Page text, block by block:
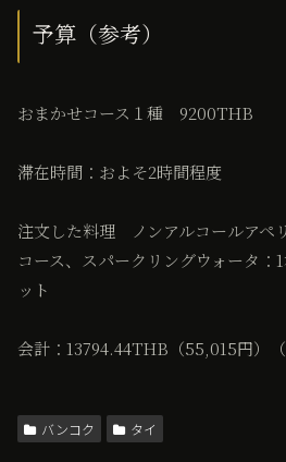
予算（参考）
おまかせコース１種 9200THB
滞在時間：およそ2時間程度
注文した料理 ノンアルコールアペ
コース、スパークリングウォータ：
ット
会計：13794.44THB（55,015円）（
バンコク タイ